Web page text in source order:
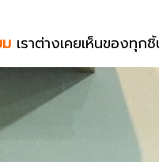
เราต่างเคยเห็นของทุ